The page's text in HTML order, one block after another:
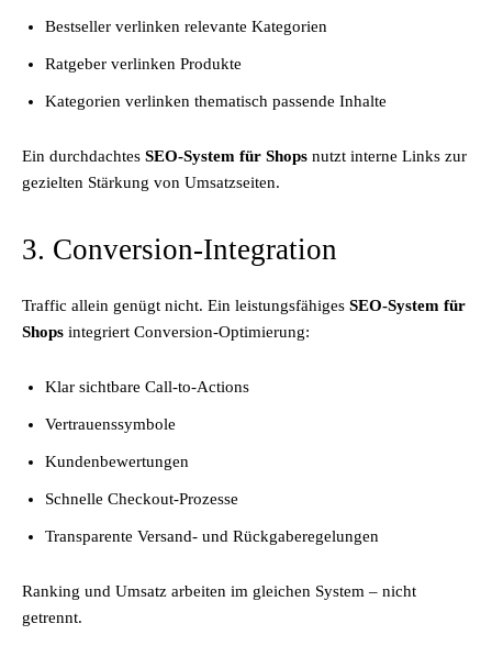
Bestseller verlinken relevante Kategorien
Ratgeber verlinken Produkte
Kategorien verlinken thematisch passende Inhalte
Ein durchdachtes SEO-System für Shops nutzt interne Links zur
gezielten Stärkung von Umsatzseiten.
3. Conversion-Integration
Traffic allein genügt nicht. Ein leistungsfähiges SEO-System für
Shops integriert Conversion-Optimierung:
Klar sichtbare Call-to-Actions
Vertrauenssymbole
Kundenbewertungen
Schnelle Checkout-Prozesse
Transparente Versand- und Rückgaberegelungen
Ranking und Umsatz arbeiten im gleichen System – nicht
getrennt.